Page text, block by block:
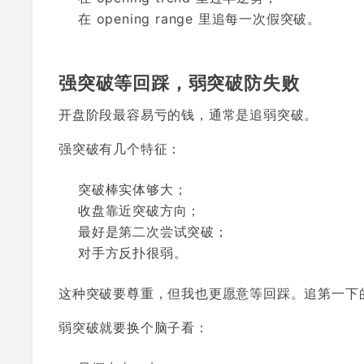
在 opening range 里追每一次假突破。
强突破等回踩，弱突破防失败
开盘阶段最容易亏的钱，通常是追弱突破。
强突破有几个特征：
突破棒实体够大；
收盘靠近突破方向；
最好是第二次尝试突破；
对手方反扑很弱。
这种突破要尊重，但我也更愿意等回踩。追第一下
弱突破就要换个脑子看：